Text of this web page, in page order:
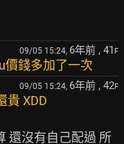
09/05 15:24, 6年前 , 41 F
價錢多加了一次
09/05 15:24, 6年前 , 42F
貴 XDD
還沒有自己配過 所